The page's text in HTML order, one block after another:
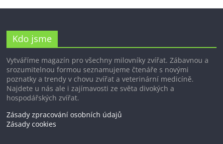
Kdo jsme
Vytváříme magazín pro všechny milovníky zvířat. Zábavnou a
srozumitelnou formou seznamujeme čtenáře s novými
poznatky a trendy v chovu zvířat a veterinární medicíně.
Najdete u nás ale i zajímavosti ze světa divokých a
hospodářských zvířat.
Zásady zpracování osobních údajů
Zásady cookies